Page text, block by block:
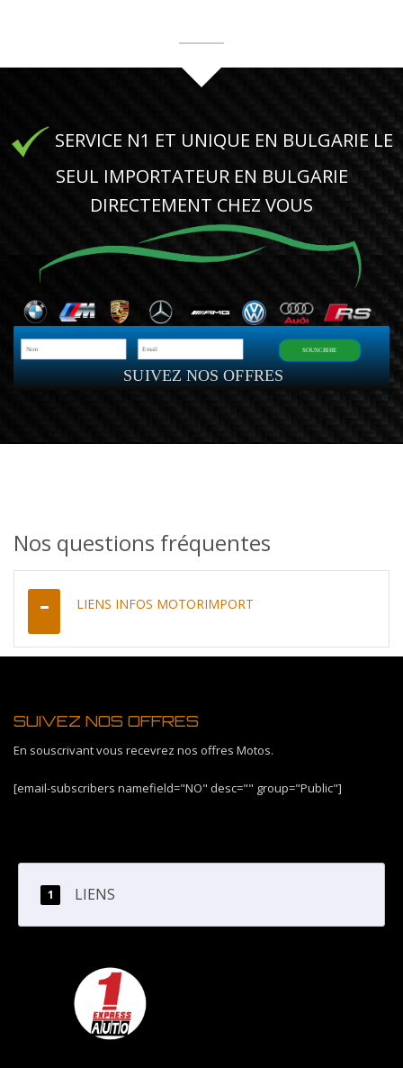
SERVICE N1 ET UNIQUE EN BULGARIE LE
SEUL IMPORTATEUR EN BULGARIE
DIRECTEMENT CHEZ VOUS
SUIVEZ NOS OFFRES
SOUSCRIRE
Nos questions fréquentes
LIENS INFOS MOTORIMPORT
SUIVEZ NOS OFFRES
En souscrivant vous recevrez nos offres Motos.
[email-subscribers namefield="NO" desc="" group="Public"]
LIENS